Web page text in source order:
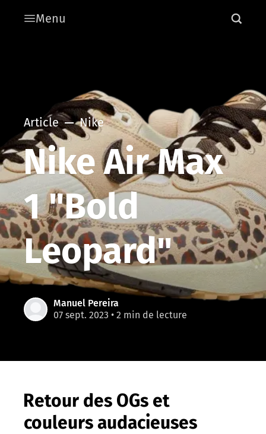
Menu
Article Nike
Nike Air Max
1 "Bold
Leopard"
Manuel Pereira
07 sept. 2023 • 2 min de lecture
Retour des OGs et
couleurs audacieuses